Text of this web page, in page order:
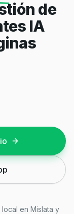
de
IA
en Mislata y